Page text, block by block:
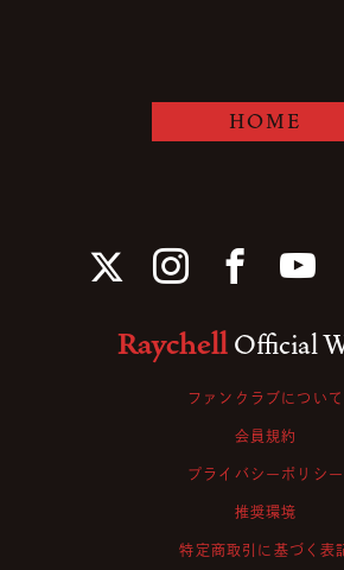
HOME
Raychell Official
ファンクラブについて
会員規約
プライバシーポリシー
推奨環境
特定商取引に基づく表